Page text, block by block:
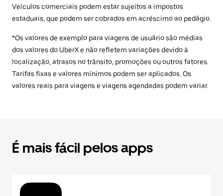
Veículos comerciais podem estar sujeitos a impostos
estaduais, que podem ser cobrados em acréscimo ao pedágio.
*Os valores de exemplo para viagens de usuário são médias
dos valores do UberX e não refletem variações devido à
localização, atrasos no trânsito, promoções ou outros fatores.
Tarifas fixas e valores mínimos podem ser aplicados. Os
valores reais para viagens e viagens agendadas podem variar.
É mais fácil pelos apps